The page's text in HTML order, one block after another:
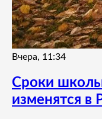
Вчера, 11:34
Сроки
изменятся в